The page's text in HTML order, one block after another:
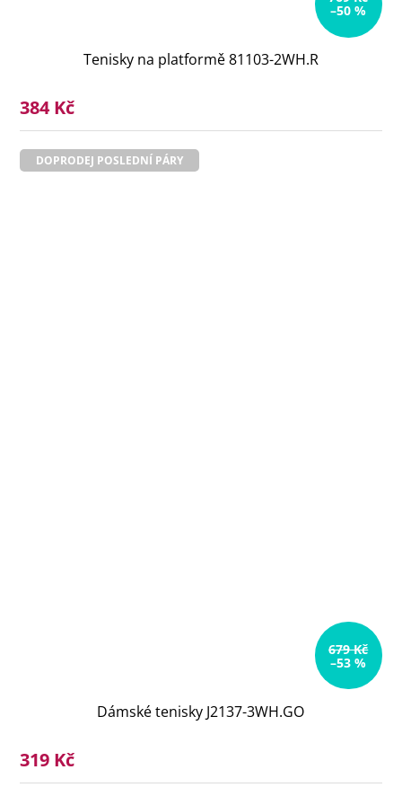
–50 %
Tenisky na platformě 81103-2WH.R
384 Kč
DOPRODEJ POSLEDNÍ PÁRY
679 Kč
–53 %
Dámské tenisky J2137-3WH.GO
319 Kč